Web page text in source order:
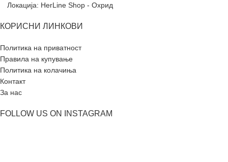
Локација: HerLine Shop - Охрид
КОРИСНИ ЛИНКОВИ
Политика на приватност
Правила на купување
Политика на колачиња
Контакт
За нас
FOLLOW US ON INSTAGRAM